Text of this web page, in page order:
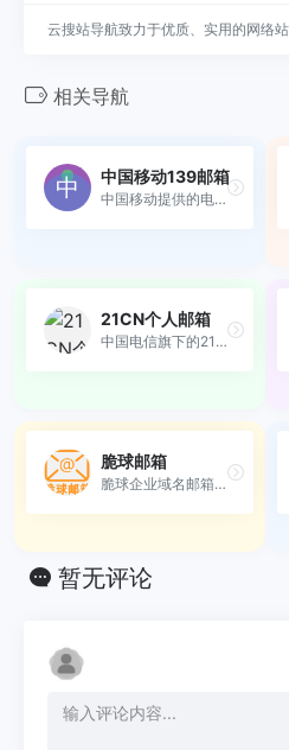
云搜站导航致力于优质、实用的网络
相关导航
中国移动139邮箱
中国移动提供的电子邮件业务
21CN个人邮箱
中国电信旗下的21CN公司提供...
脆球邮箱
脆球企业域名邮箱：自定义域...
暂无评论